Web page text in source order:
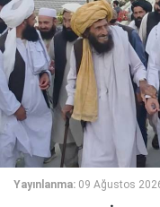
Yayınlanma: 09 Ağustos